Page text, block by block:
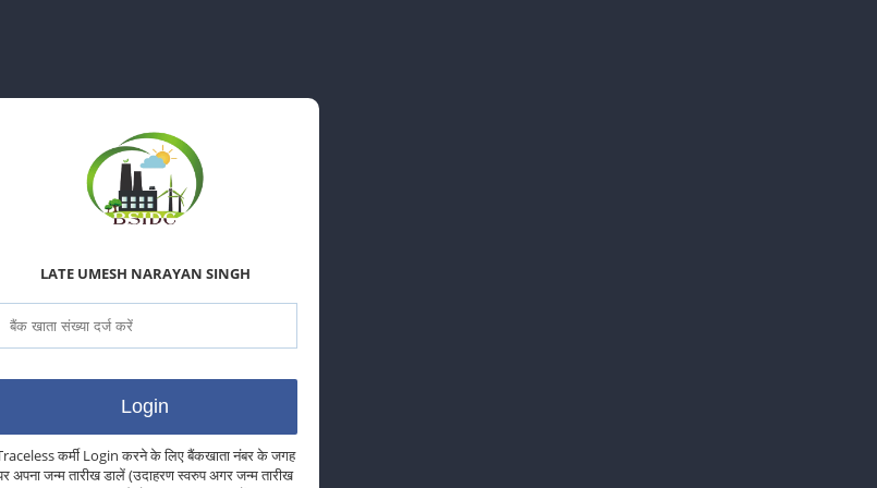
LATE UMESH NARAYAN SINGH
कर्मी Login करने के लिए बैंकखाता नंबर के जगह
अपना जन्म तारीख डालें (उदाहरण स्वरुप अगर जन्म तारीख